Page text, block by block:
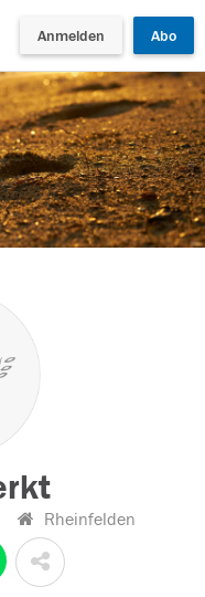
Anmelden Abo
Rheinfelden